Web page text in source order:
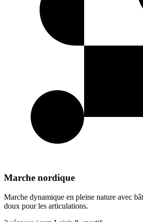
Marche nordique
Marche dynamique en pleine nature avec
doux pour les articulations.